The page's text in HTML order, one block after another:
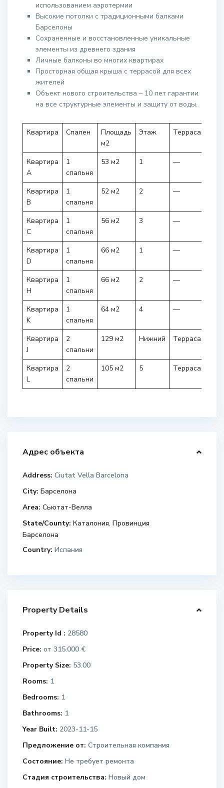
использованием аэротермии
Высокие потолки с традиционными балками
Барселоны
Сохраненные и восстановленные уникальные
элементы из древнего здания
Личные балконы во многих квартирах
Просторная общая крыша с террасой для всех
жителей
Объект нового строительства – 10 лет гарантии
на все структурные элементы и защиту от воды.
Квартира Спален
Площадь
м2
Этаж Терраса
Квартира
A
1
спальня
53 м2 1 —
Квартира
B
1
спальня
52 м2 2 —
Квартира
C
1
спальня
56 м2 3 —
Квартира
D
1
спальня
66 м2 1 —
Квартира
H
1
спальня
66 м2 2 —
Квартира
K
1
спальня
64 м2 4 —
Квартира
J
2
спальни
129 м2 Нижний Терраса
Квартира
L
2
спальни
105 м2 5 Терраса
Адрес объекта
Address: Ciutat Vella Barcelona
City: Барселона
Area: Сьютат-Велла
State/County: Каталония,Провинция
Барселона
Country: Испания
Property Details
Property Id : 28580
Price: от 315.000 €
Property Size: 53.00
Rooms: 1
Bedrooms: 1
Bathrooms: 1
Year Built: 2023-11-15
Предложение от: Строительная компания
Состояние: Не требует ремонта
Стадия строительства: Новый дом